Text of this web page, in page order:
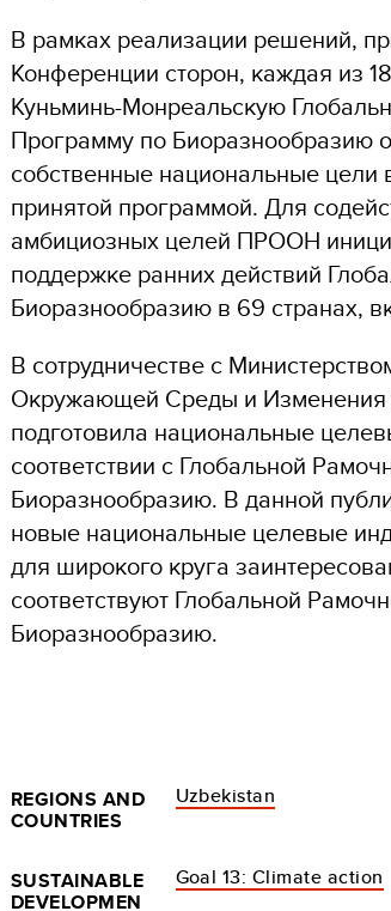
В рамках реализации решений,
Конференции сторон, каждая из
Куньминь-Монреальскую
Программу по Биоразнообразию
собственные национальные цели
принятой программой. Для
амбициозных целей ПРООН
поддержке ранних действий
Биоразнообразию в 69 странах,
В сотрудничестве с
Окружающей Среды и
подготовила национальные
соответствии с Глобальной
Биоразнообразию. В данной
новые национальные целевые
для широкого круга
соответствуют Глобальной
Биоразнообразию.
REGIONS AND
COUNTRIES
Uzbekistan
SUSTAINABLE
DEVELOPMEN
Goal 13: Climate action